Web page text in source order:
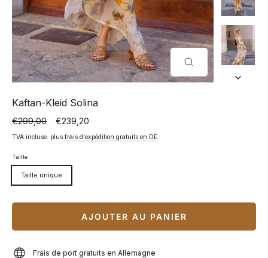
FERMER
(ESC)
Kaftan-Kleid Solina
Prix
normal
€299,00
Prix
spécial
€239,20
TVA incluse. plus frais d'expédition gratuits en DE
Taille
Taille unique
AJOUTER AU PANIER
Frais de port gratuits en Allemagne